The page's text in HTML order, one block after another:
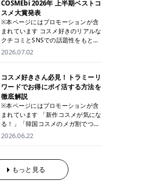
整しやすく、お気に入りの化粧水を
使いたい方やコストを抑えて続けた
い方にもおすすめです。 トナーパッ
ドのメリット トナーパッドは、角質
ケア・保湿ケア・部分用パックまで
1枚で行える便利なスキンケアアイ
テムです。 ここでは、トナーパッド
す。 古い角質や皮脂汚れをやさしく
オフ トナーパッドを使用すること
で、洗顔だけでは落としきれない古
い角質や余分な皮脂汚れをやさしく
拭き取り、なめらかな肌へ整えま
す。 保湿ケアまで1枚でできる 保湿
成分を配合したトナーパッドなら、
ケアにもぴったりです。 部分パック
としても使える 多くのトナーパッド
は、乾燥が気になる頬や額、小鼻な
ントルシリーズを選べるため、脱毛
機にこだわりたい方におすすめ！ ジ
ェントルマックスプロ ジェントルマ
ックスプロプラス ジェントルレーズ
プロ ソプラノチタニウム 公式サイ
ト> エミナルクリニック 49,500円
(税込)/6回 93,500円(税込)/6回 エミ
定！月々払いも安くて通いやすい ク
リスタルプロ 公式サイト> リゼクリ
ニック 109,800円(税込)/5回 144,80
0円(税込)/5回 毛質に合わせて脱毛
機を選択可能！有効期限も5年と長
くマイペースに通いやすい ラシャ
メディオスターNeXT PRO ジェント
ルYAGプロ 公式サイト> ｜そもそも
うの？ 脱毛を考えたときに、まず悩
むのが「医療脱毛とエステ脱毛、ど
っちがいいの？」ということではな
全身＋VIO＋顔 特徴 脱毛器 詳細 フ
レイアクリニック 52,800円(税込)/5
回 94,600円(税込)/5回 肌への負担
に配慮しながら、コストパフォーマ
ンスも重視したい方に！ メディオス
ターモノリス メディオスターNeXT
PRO 公式サイト> レジーナクリニッ
ク 52,800円(税込)/5回 99,000円(税
込)/5回 ジェントルシリーズを選べ
るため、脱毛機にこだわりたい方に
おすすめ！ ジェントルマックスプロ
ジェントルマックスプロプラス ジェ
ントルレーズプロ ソプラノチタニウ
ム 公式サイト> エミナルクリニック
49,500円(税込)/6回 93,500円(税
込)/6回 エミナルクリニックの始め
通いやすい クリスタルプロ 公式サ
イト> リゼクリニック 109,800円(税
込)/5回 144,800円(税込)/5回 毛質に
湿ケアも叶えられることから、SNS
でも話題の人気リップです。 「自分
にはどのカラーが似合う？」「イエ
ベ・ブルベ別のおすすめは？」と気
になっている方も多いのではないで
とともにご紹介！それぞれの色味や
なメイクに合うのかまで詳しく解説
します✨ ※メイクアップ効果による
CANMAKE むちぷるティントとは？
CANMAKE むちぷるティントは、テ
ィント・プランパー・保湿ケアを1
本で叶えるリップです。 するすると
塗れるなめらかなテクスチャーで、
縦ジワをカバーしながら、むっちり
としたツヤのある唇を演出します。
るため、乾燥しにくくデイリー使い
にもぴったり！ アイテム詳細を見る
COSMEbi 2026年 上半期ベストコ
スメ大賞発表
※本ページにはプロモーションが含
まれています コスメ好きのリアルな
クチコミとSNSでの話題性をもとに
選出された、COSMEbi 2026年上半
た名品たちを、カテゴリ別にご紹介
します。 本記事では、2025年11月
～2026年4月までの半年間におい
て、COSMEbi内でのクチコミとSN
Sでの話題性を元に選出されたコス
メやスキンケアなどの化粧品を「総
国コスメ」に分けて1位～3位までを
ランキング形式で発表！ 2026年上
半期 総合大賞 AMUSE（アミュー
ズ）「 ジェルフィットグロス」 👑
「ジェルフィットグロス」の特徴 唇
2026.07.02
コスメ好きさん必見！トラミーリ
ワードでお得にポイ活する方法を
徹底解説
※本ページにはプロモーションが含
まれています 「新作コスメが気にな
る！」「韓国コスメのメガ割でつい
買いすぎてしまう……」 そんな美容
を少し工夫するだけでポイントを貯
められるため、コスメやスキンケア
にかかる費用を少しでも抑えたい方
2026.06.22
もっと見る